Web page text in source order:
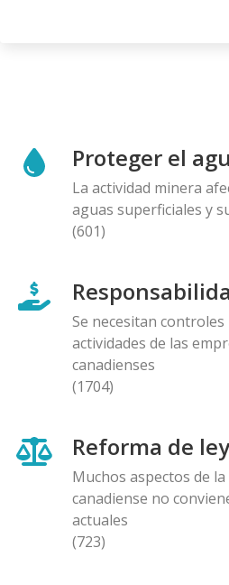
Proteger el
La actividad minera
aguas superficiales y
(601)
Se necesitan
actividades de las
canadienses
(1704)
Reforma de
Muchos aspectos de
canadiense no
actuales
(723)